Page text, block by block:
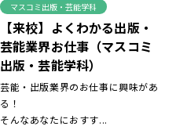
マスコミ出版・芸能学科
【来校】よくわかる出版・
芸能業界お仕事（マスコミ
出版・芸能学科）
芸能・出版業界のお仕事に興味があ
る！
そんなあなたにおすす...